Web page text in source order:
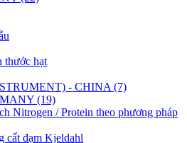
thước hạt
- CHINA (7)
(19)
Nitrogen / Protein theo phương pháp
cất đạm Kjeldahl